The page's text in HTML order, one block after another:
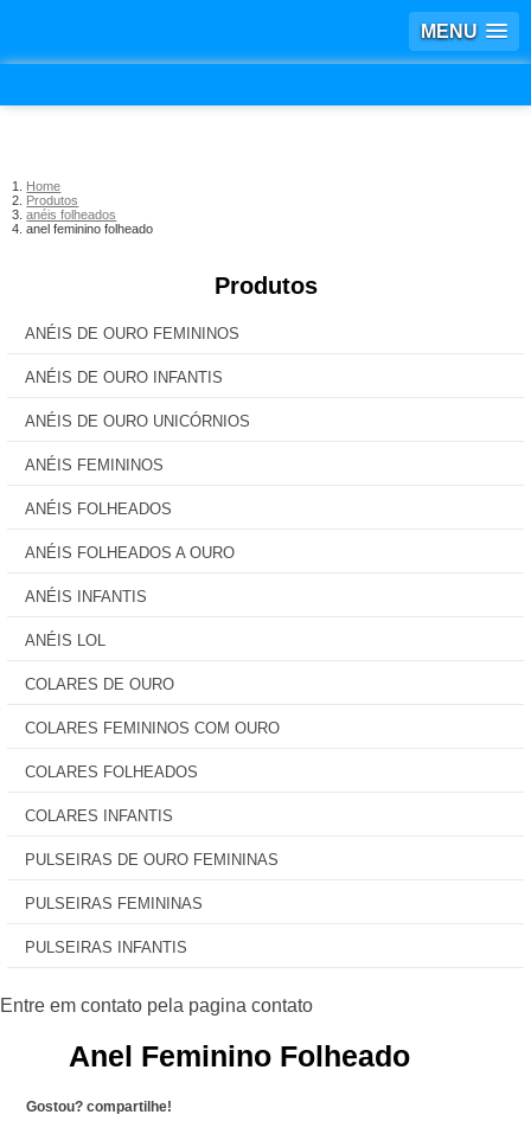
MENU
Home
Produtos
anéis folheados
anel feminino folheado
Produtos
ANÉIS DE OURO FEMININOS
ANÉIS DE OURO INFANTIS
ANÉIS DE OURO UNICÓRNIOS
ANÉIS FEMININOS
ANÉIS FOLHEADOS
ANÉIS FOLHEADOS A OURO
ANÉIS INFANTIS
ANÉIS LOL
COLARES DE OURO
COLARES FEMININOS COM OURO
COLARES FOLHEADOS
COLARES INFANTIS
PULSEIRAS DE OURO FEMININAS
PULSEIRAS FEMININAS
PULSEIRAS INFANTIS
Anel Feminino Folheado
Gostou? compartilhe!